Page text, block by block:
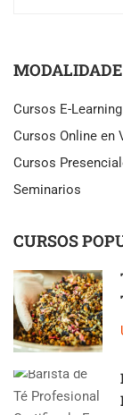
Cursos E-Learning
Cursos Online en
Cursos
Seminarios
CURSOS